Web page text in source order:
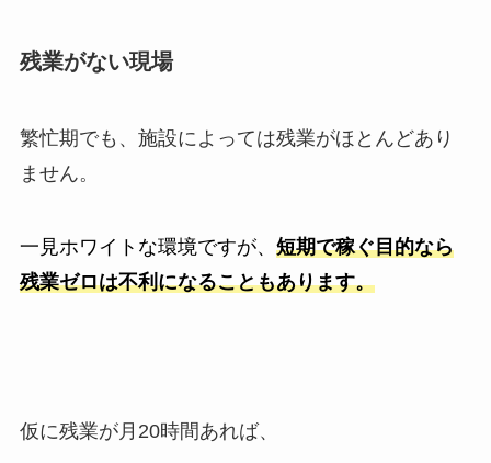
残業がない現場
繁忙期でも、施設によっては残業がほとんどあり
ません。
一見ホワイトな環境ですが、 短期で稼ぐ目的なら
残業ゼロは不利になることもあります。
仮に残業が月 20時間あれば、